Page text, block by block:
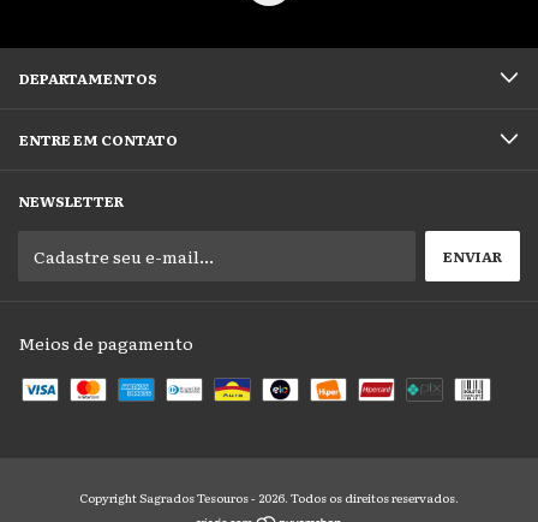
DEPARTAMENTOS
ENTRE EM CONTATO
NEWSLETTER
Meios de pagamento
Copyright Sagrados Tesouros - 2026. Todos os direitos reservados.